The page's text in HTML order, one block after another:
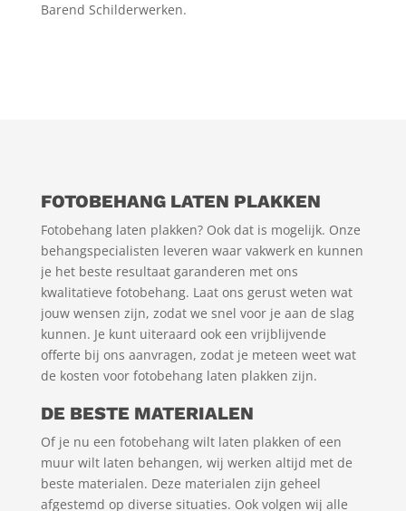
Barend Schilderwerken.
FOTOBEHANG LATEN PLAKKEN
Fotobehang laten plakken? Ook dat is mogelijk. Onze
behangspecialisten leveren waar vakwerk en kunnen
je het beste resultaat garanderen met ons
kwalitatieve fotobehang. Laat ons gerust weten wat
jouw wensen zijn, zodat we snel voor je aan de slag
kunnen. Je kunt uiteraard ook een vrijblijvende
offerte bij ons aanvragen, zodat je meteen weet wat
de kosten voor fotobehang laten plakken zijn.
DE BESTE MATERIALEN
Of je nu een fotobehang wilt laten plakken of een
muur wilt laten behangen, wij werken altijd met de
beste materialen. Deze materialen zijn geheel
afgestemd op diverse situaties. Ook volgen wij alle